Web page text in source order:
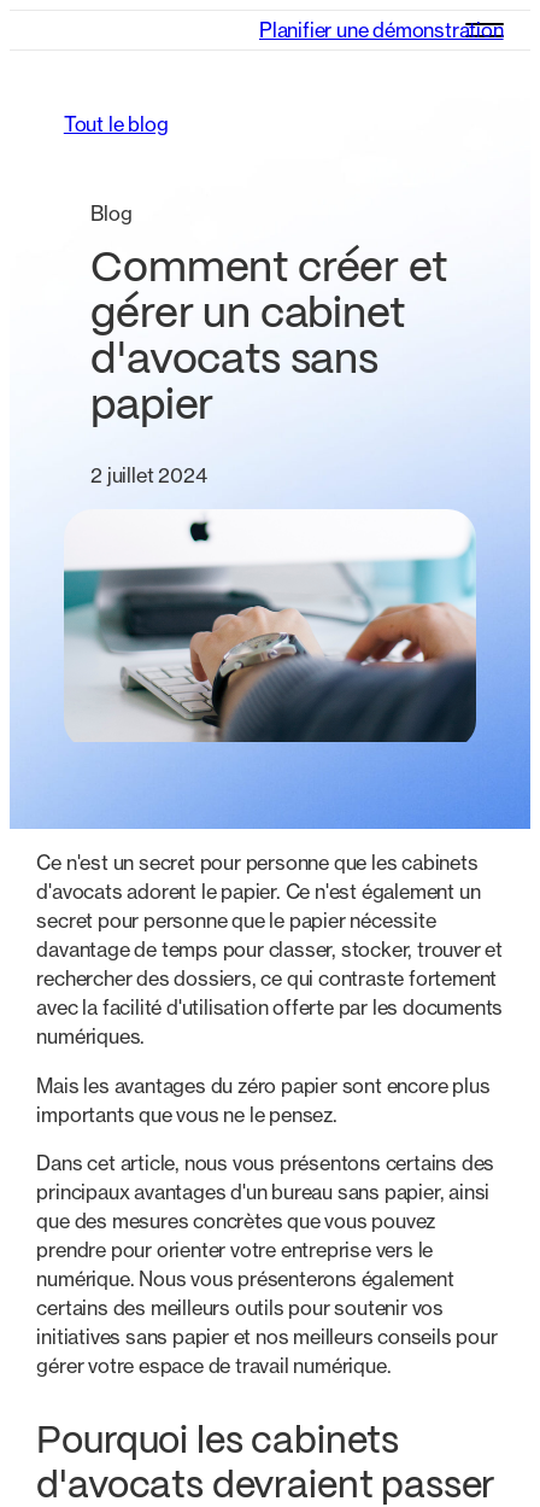
Planifier une démonstration
Tout le blog
Blog
Comment créer et
gérer un cabinet
d'avocats sans
papier
2 juillet 2024
Ce n'est un secret pour personne que les cabinets
d'avocats adorent le papier. Ce n'est également un
secret pour personne que le papier nécessite
davantage de temps pour classer, stocker, trouver et
rechercher des dossiers, ce qui contraste fortement
avec la facilité d'utilisation offerte par les documents
numériques.
Mais les avantages du zéro papier sont encore plus
importants que vous ne le pensez.
Dans cet article, nous vous présentons certains des
principaux avantages d'un bureau sans papier, ainsi
que des mesures concrètes que vous pouvez
prendre pour orienter votre entreprise vers le
numérique. Nous vous présenterons également
certains des meilleurs outils pour soutenir vos
initiatives sans papier et nos meilleurs conseils pour
gérer votre espace de travail numérique.
Pourquoi les cabinets
d'avocats devraient passer